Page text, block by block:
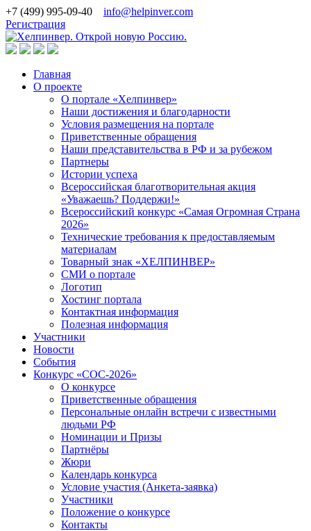
+7 (499) 995-09-40
info@helpinver.com
Регистрация
Главная
О проекте
О портале «Хелпинвер»
Наши достижения и благодарности
Условия размещения на портале
Приветственные обращения
Наши представительства в РФ и за рубежом
Партнеры
Истории успеха
Всероссийская благотворительная акция
«Уважаешь? Поддержи!»
Всероссийский конкурс «Самая Огромная Страна
2026»
Технические требования к предоставляемым
материалам
Товарный знак «ХЕЛПИНВЕР»
СМИ о портале
Логотип
Хостинг портала
Контактная информация
Полезная информация
Участники
Новости
События
Конкурс «СОС-2026»
О конкурсе
Приветственные обращения
Персональные онлайн встречи с известными
людьми РФ
Номинации и Призы
Партнёры
Жюри
Календарь конкурса
Условие участия (Анкета-заявка)
Участники
Положение о конкурсе
Контакты